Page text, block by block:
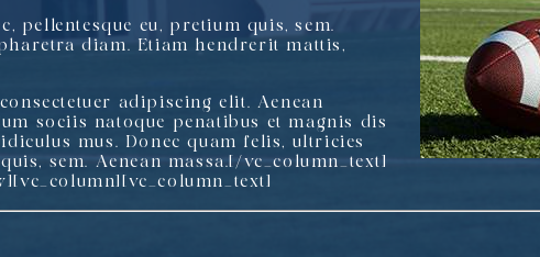
pellentesque eu, pretium quis, sem.
diam. Etiam hendrerit mattis,
adipiscing elit. Aenean
sociis natoque penatibus et magnis dis
mus. Donec quam felis, ultricies
sem. Aenean massa.[/vc_column_text]